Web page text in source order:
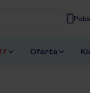
szukasz
Oferta